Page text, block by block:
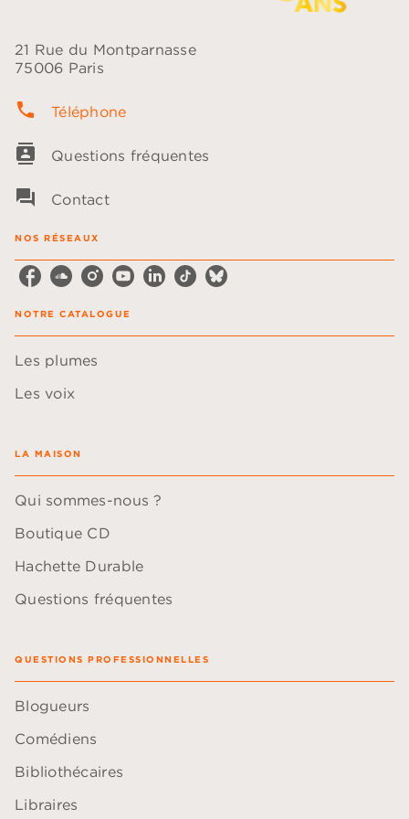
21 Rue du Montparnasse
75006 Paris
phone Téléphone
contacts Questions fréquentes
question_answer Contact
NOS RÉSEAUX
NOTRE CATALOGUE
Les plumes
Les voix
LA MAISON
Qui sommes-nous ?
Boutique CD
Hachette Durable
Questions fréquentes
QUESTIONS PROFESSIONNELLES
Blogueurs
Comédiens
Bibliothécaires
Libraires